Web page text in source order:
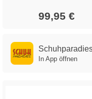
99,95 €
In App öffnen